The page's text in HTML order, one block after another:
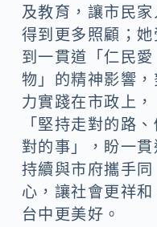
及教育，讓市民家
得到更多照顧；她
到一貫道「仁民愛
物」的精神影響，
力實踐在市政上，
「堅持走對的路、
對的事」，盼一貫
持續與市府攜手同
心，讓社會更祥和
台中更美好。